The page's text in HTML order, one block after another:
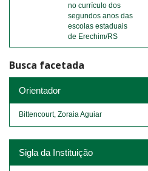
no currículo dos
segundos anos das
escolas estaduais
de Erechim/RS
Busca facetada
Orientador
Bittencourt, Zoraia Aguiar
Sigla da Instituição